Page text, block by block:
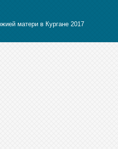
матери в Кургане 2017